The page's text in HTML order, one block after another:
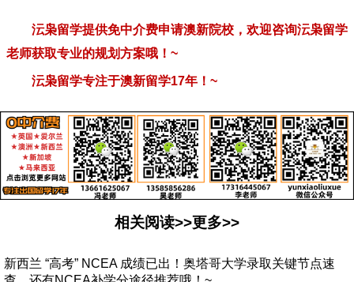
沄枭留学提供免中介费申请澳新院校，欢迎咨询沄枭留学
老师获取专业的规划方案哦！ ~
沄枭留学专注于澳新留学17年！ ~
相关阅读>>更多>>
新西兰 “高考” NCEA 成绩已出！奥塔哥大学录取关键节点速